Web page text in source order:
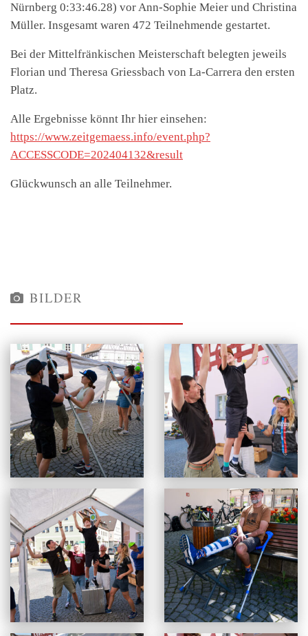
Nürnberg 0:33:46.28) vor Ann-Sophie Meier und Christina
Müller. Insgesamt waren 472 Teilnehmende gestartet.
Bei der Mittelfränkischen Meisterschaft belegten jeweils
Florian und Theresa Griessbach von La-Carrera den ersten
Platz.
Alle Ergebnisse könnt Ihr hier einsehen:
https://www.zeitgemaess.info/event.php?
ACCESSCODE=202404132&result
Glückwunsch an alle Teilnehmer.
BILDER